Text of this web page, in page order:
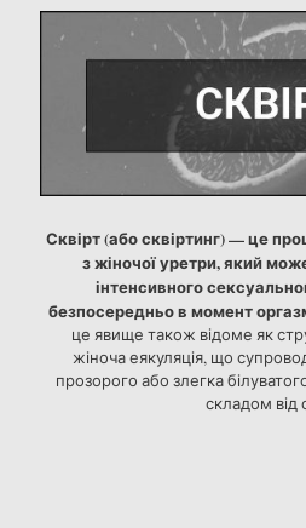
Сквірт (або сквіртинг) — це
з жіночої уретри, який
інтенсивного
безпосередньо в момент
це явище також відоме як
жіноча еякуляція, що
прозорого або злегка
складом від